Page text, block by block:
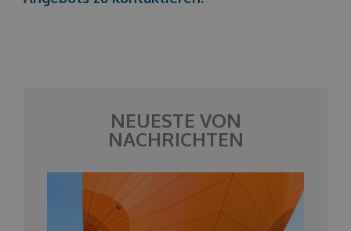
NEUESTE VON
NACHRICHTEN